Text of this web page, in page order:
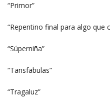
“Primor”
“Repentino final para algo que
“Súperniña”
“Tansfabulas”
“Tragaluz”